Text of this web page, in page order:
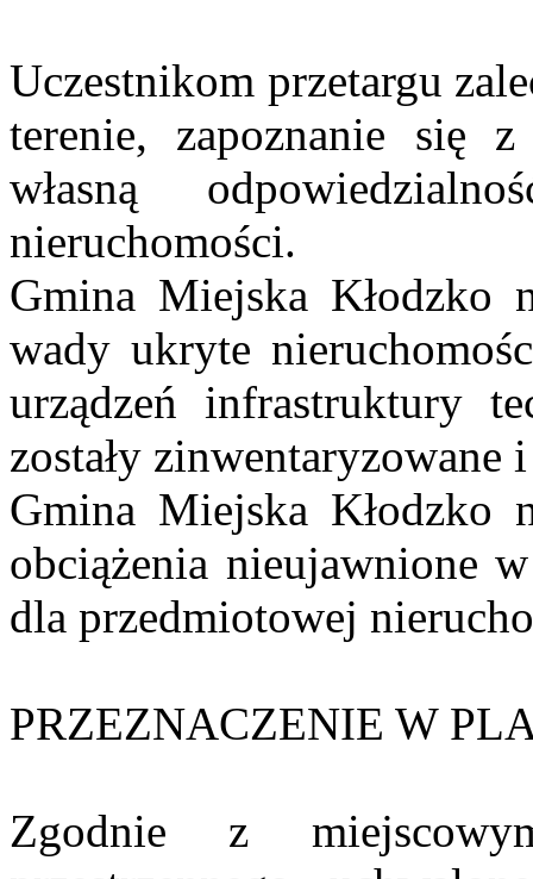
Uczestnikom przetargu
terenie, zapoznanie się
własną
nieruchomości.
Gmina Miejska Kłodzko
wady ukryte
urządzeń infrastruktury
zostały zinwentaryzowane
Gmina Miejska Kłodzko
obciążenia nieujawnione
dla przedmiotowej
PRZEZNACZENIE W
Zgodnie z